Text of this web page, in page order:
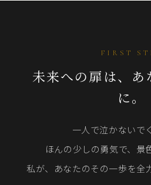
FIRST
未来への扉は、あ
に。
一人で泣かないで
ほんの少しの勇気で、景
私が、あなたのその一歩を全